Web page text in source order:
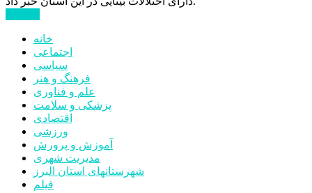
خانه
اجتماعی
سیاسی
فرهنگ و هنر
علم و فناوری
پزشکی و سلامت
اقتصادی
ورزشی
آموزش و پرورش
مدیریت شهری
شهرستانهای استان البرز
فیلم